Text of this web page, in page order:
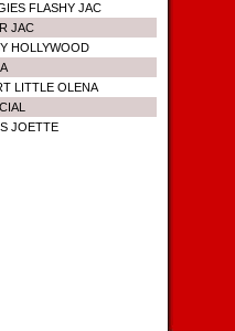
FLASHY JAC
JAC
HOLLYWOOD
LITTLE OLENA
JOETTE